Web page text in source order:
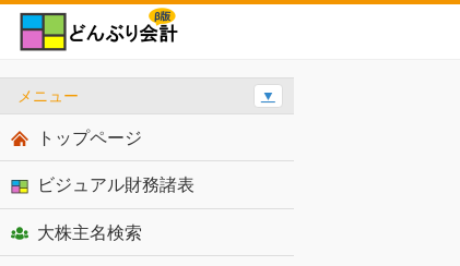
メニュー ▼
トップページ
ビジュアル財務諸表
大株主名検索